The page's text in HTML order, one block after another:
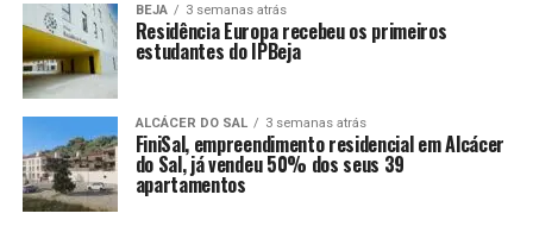
BEJA 3 semanas atrás
Residência Europa recebeu os primeiros
estudantes do IPBeja
ALCÁCER DO SAL 3 semanas atrás
FiniSal, empreendimento residencial em Alcácer
do Sal, já vendeu 50% dos seus 39
apartamentos